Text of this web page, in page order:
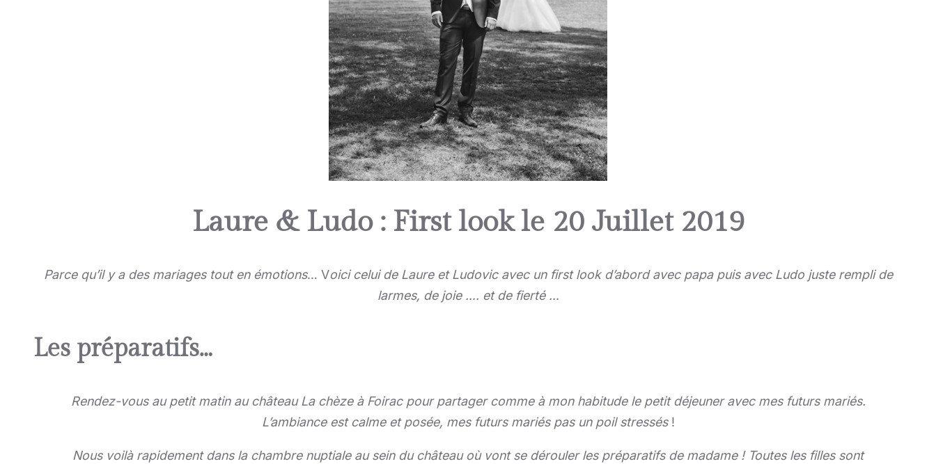
Laure & Ludo : First look le 20 Juillet 2019
Parce qu’il y a des mariages tout en émotions… Voici celui de Laure et Ludovic avec un first look d’abord avec papa puis avec Ludo juste rempli de
larmes, de joie …. et de fierté …
Les préparatifs…
Rendez-vous au petit matin au château La chèze à Foirac pour partager comme à mon habitude le petit déjeuner avec mes futurs mariés.
L’ambiance est calme et posée, mes futurs mariés pas un poil stressés!
Nous voilà rapidement dans la chambre nuptiale au sein du château où vont se dérouler les préparatifs de madame ! Toutes les filles sont